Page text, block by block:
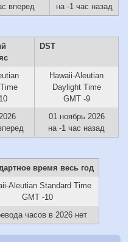
вперед
на -1 час назад
DST
Hawaii-Aleutian
Daylight Time
GMT -9
01 ноябрь 2026
на -1 час назад
время весь год
Aleutian Standard Time
GMT -10
часов в 2026 нет